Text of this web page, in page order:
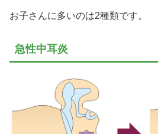
お子さんに多いのは2種類です。
急性中耳炎